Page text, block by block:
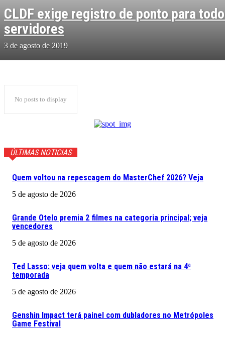
CLDF exige registro de ponto para
servidores
3 de agosto de 2019
No posts to display
ÚLTIMAS NOTICIAS
Quem voltou na repescagem do MasterChef 2026? Veja
5 de agosto de 2026
Grande Otelo premia 2 filmes na categoria principal; veja
vencedores
5 de agosto de 2026
Ted Lasso: veja quem volta e quem não estará na 4ª
temporada
5 de agosto de 2026
Genshin Impact terá painel com dubladores no Metrópoles
Game Festival